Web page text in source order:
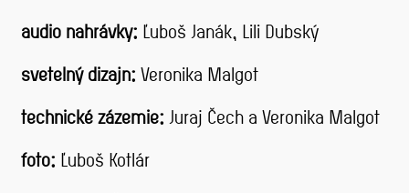
audio nahrávky: Ľuboš Janák, Lili Dubský
svetelný dizajn: Veronika Malgot
technické zázemie: Juraj Čech a Veronika Malgot
foto: Ľuboš Kotlár